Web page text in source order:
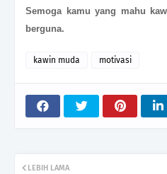
Semoga kamu yang mahu
berguna.
kawin muda motivasi
LEBIH LAMA